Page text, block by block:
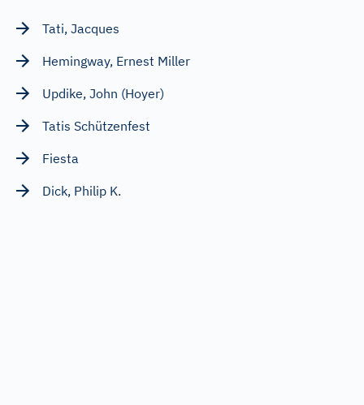
Tati, Jacques
Hemingway, Ernest Miller
Updike, John (Hoyer)
Tatis Schützenfest
Fiesta
Dick, Philip K.